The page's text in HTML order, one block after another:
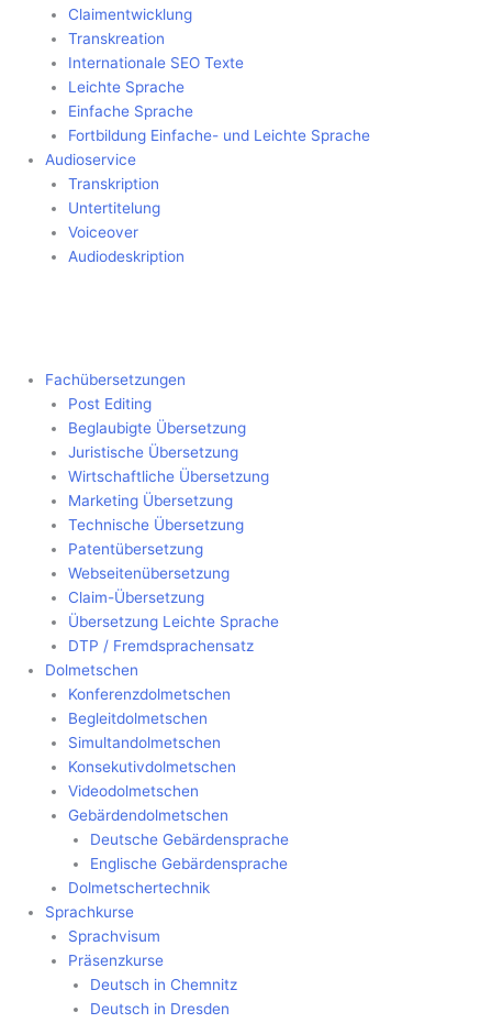
Claimentwicklung
Transkreation
Internationale SEO Texte
Leichte Sprache
Einfache Sprache
Fortbildung Einfache- und Leichte Sprache
Audioservice
Transkription
Untertitelung
Voiceover
Audiodeskription
Fachübersetzungen
Post Editing
Beglaubigte Übersetzung
Juristische Übersetzung
Wirtschaftliche Übersetzung
Marketing Übersetzung
Technische Übersetzung
Patentübersetzung
Webseitenübersetzung
Claim-Übersetzung
Übersetzung Leichte Sprache
DTP / Fremdsprachensatz
Dolmetschen
Konferenzdolmetschen
Begleitdolmetschen
Simultandolmetschen
Konsekutivdolmetschen
Videodolmetschen
Gebärdendolmetschen
Deutsche Gebärdensprache
Englische Gebärdensprache
Dolmetschertechnik
Sprachkurse
Sprachvisum
Präsenzkurse
Deutsch in Chemnitz
Deutsch in Dresden